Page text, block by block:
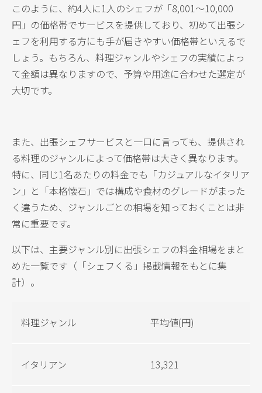
このように、約4人に1人のシェフが「8,001〜10,000
円」の価格帯でサービスを提供しており、初めて出張シ
ェフを利用する方にも手が届きやすい価格帯といえるで
しょう。もちろん、料理ジャンルやシェフの実績によっ
て金額は異なりますので、予算や用途に合わせた選定が
大切です。
また、出張シェフサービスと一口に言っても、提供され
る料理のジャンルによって価格帯は大きく異なります。
特に、同じ1名あたりの料金でも「カジュアルなイタリア
ン」と「本格懐石」では構成や食材のグレードがまった
く違うため、ジャンルごとの相場を知っておくことは非
常に重要です。
以下は、主要ジャンル別に出張シェフの料金相場をまと
めた一覧です（「シェフくる」掲載情報をもとに集
計）。
料理ジャンル 平均値(円)
イタリアン 13,321